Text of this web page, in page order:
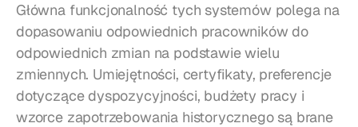
Główna funkcjonalność tych systemów polega na
dopasowaniu odpowiednich pracowników do
odpowiednich zmian na podstawie wielu
zmiennych. Umiejętności, certyfikaty, preferencje
dotyczące dyspozycyjności, budżety pracy i
wzorce zapotrzebowania historycznego są brane